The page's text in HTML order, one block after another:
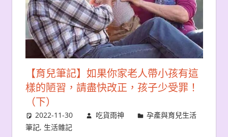
【育兒筆記】如果你家老人帶小孩有這
樣的陋習，請盡快改正，孩子少受罪！
（下）
2022-11-30 吃貨雨神
孕產與育兒生活
筆記, 生活雜記